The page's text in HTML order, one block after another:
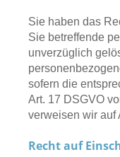
Sie haben das
Sie betreffende
unverzüglich
sofern die
Art. 17 DSGVO
verweisen wir auf
Recht auf